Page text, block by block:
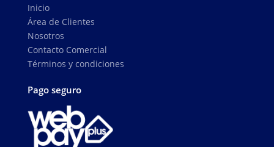
Inicio
Área de Clientes
Nosotros
Contacto Comercial
Términos y condiciones
Pago seguro